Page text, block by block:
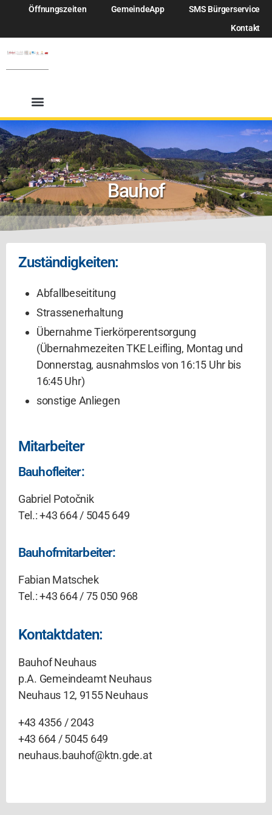
Öffnungszeiten GemeindeApp
SMS Bürgerservice
Kontakt
Bauhof
Zuständigkeiten:
Abfallbeseititung
Strassenerhaltung
Übernahme Tierkörperentsorgung
(Übernahmezeiten TKE Leifling, Montag und
Donnerstag, ausnahmslos von 16:15 Uhr bis
16:45 Uhr)
sonstige Anliegen
Mitarbeiter
Bauhofleiter:
Gabriel Potočnik
Tel.: +43 664 / 5045 649
Bauhofmitarbeiter:
Fabian Matschek
Tel.: +43 664 / 75 050 968
Kontaktdaten:
Bauhof Neuhaus
p.A. Gemeindeamt Neuhaus
Neuhaus 12, 9155 Neuhaus
+43 4356 / 2043
+43 664 / 5045 649
neuhaus.bauhof@ktn.gde.at